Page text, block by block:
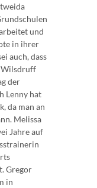
und
in ihrer
auch, dass
Wilsdruff
der
Lenny hat
da man an
Melissa
Jahre auf
Gregor
in